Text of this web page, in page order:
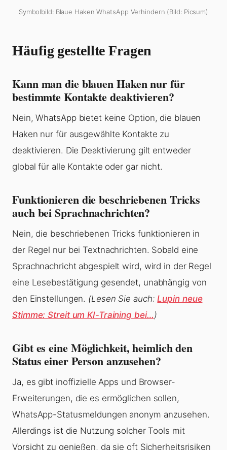
Symbolbild: Blaue Haken WhatsApp Verhindern (Bild: Picsum)
Häufig gestellte Fragen
Kann man die blauen Haken nur für
bestimmte Kontakte deaktivieren?
Nein, WhatsApp bietet keine Option, die blauen
Haken nur für ausgewählte Kontakte zu
deaktivieren. Die Deaktivierung gilt entweder
global für alle Kontakte oder gar nicht.
Funktionieren die beschriebenen Tricks
auch bei Sprachnachrichten?
Nein, die beschriebenen Tricks funktionieren in
der Regel nur bei Textnachrichten. Sobald eine
Sprachnachricht abgespielt wird, wird in der Regel
eine Lesebestätigung gesendet, unabhängig von
den Einstellungen. (Lesen Sie auch:Lupin neue
Stimme: Streit um KI-Training bei…)
Gibt es eine Möglichkeit, heimlich den
Status einer Person anzusehen?
Ja, es gibt inoffizielle Apps und Browser-
Erweiterungen, die es ermöglichen sollen,
WhatsApp-Statusmeldungen anonym anzusehen.
Allerdings ist die Nutzung solcher Tools mit
Vorsicht zu genießen, da sie oft Sicherheitsrisiken